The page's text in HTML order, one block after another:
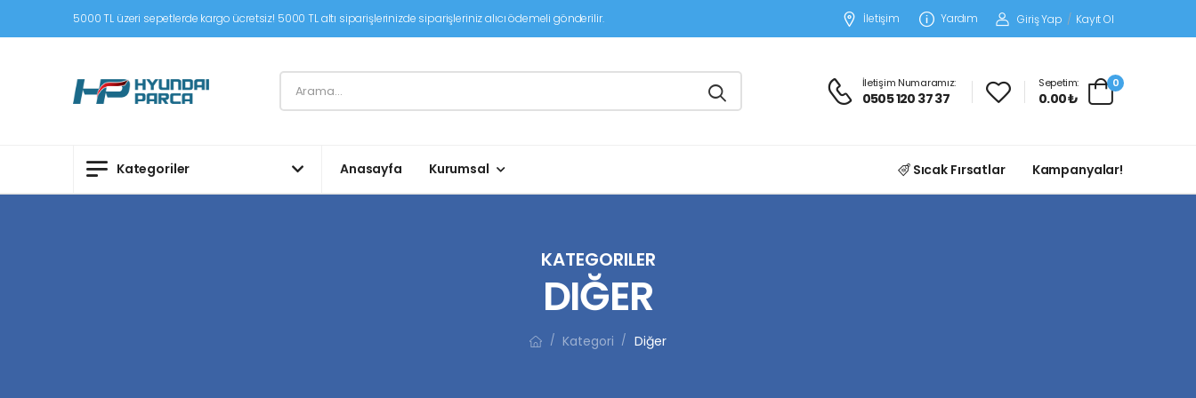
5000 TL üzeri sepetlerde kargo ücretsiz! 5000 TL altı siparişlerinizde siparişleriniz alıcı ödemeli gönderilir. İletişim Yardım Giriş Yap / Kayıt Ol
İletişim Numaramız:
0505 120 37 37
Sepetim:
0.00 ₺
0
Kategoriler Anasayfa Kurumsal Sıcak Fırsatlar Kampanyalar!
KATEGORILER
DIĞER
/ Kategori / Diğer